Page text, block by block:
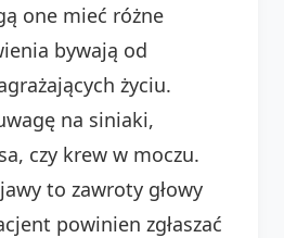
one mieć różne
bywają od
życiu.
na siniaki,
czy krew w moczu.
to zawroty głowy
powinien zgłaszać